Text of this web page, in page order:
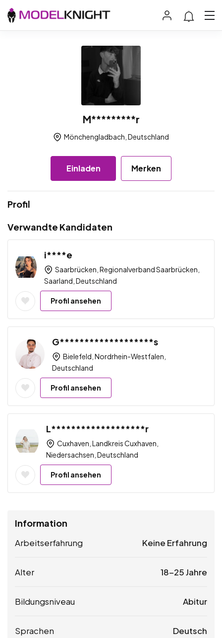
M*********r
Mönchengladbach, Deutschland
Einladen Merken
Profil
Verwandte Kandidaten
i****e
Saarbrücken, Regionalverband Saarbrücken,
Saarland, Deutschland
Profil ansehen
G*******************s
Bielefeld, Nordrhein-Westfalen,
Deutschland
Profil ansehen
L*******************r
Cuxhaven, Landkreis Cuxhaven,
Niedersachsen, Deutschland
Profil ansehen
Information
Arbeitserfahrung Keine Erfahrung
Alter 18-25 Jahre
Bildungsniveau Abitur
Sprachen Deutsch